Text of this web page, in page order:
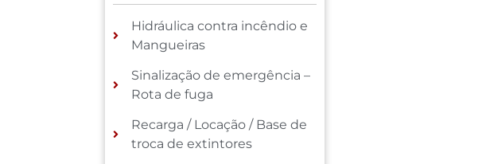
Hidráulica contra incêndio e
Mangueiras
Sinalização de emergência –
Rota de fuga
Recarga / Locação / Base de
troca de extintores